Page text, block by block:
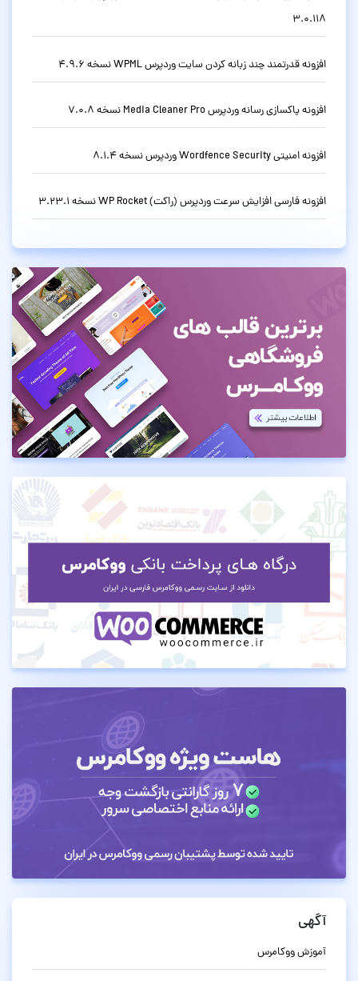
3.0.118
افزونه قدرتمند چند زبانه کردن سایت وردپرس WPML نسخه 4.9.6
افزونه پاکسازی رسانه وردپرس Media Cleaner Pro نسخه 7.0.8
افزونه امنیتی Wordfence Security وردپرس نسخه 8.1.4
افزونه فارسی افزایش سرعت وردپرس (راکت) WP Rocket نسخه 3.23.1
آگهی
آموزش ووکامرس